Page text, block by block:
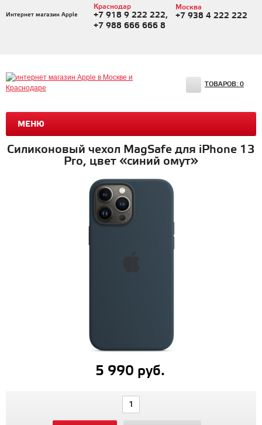
Интернет магазин Apple
Краснодар
+7 918 9 222 222,
+7 988 666 666 8
Москва
+7 938 4 222 222
МЕНЮ
ТОВАРОВ: 0
Силиконовый чехол MagSafe для iPhone 13
Pro, цвет «синий омут»
5 990 руб.